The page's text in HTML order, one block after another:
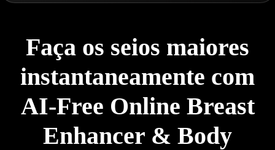
Faça os seios maiores
instantaneamente com
AI-Free Online Breast
Enhancer & Body